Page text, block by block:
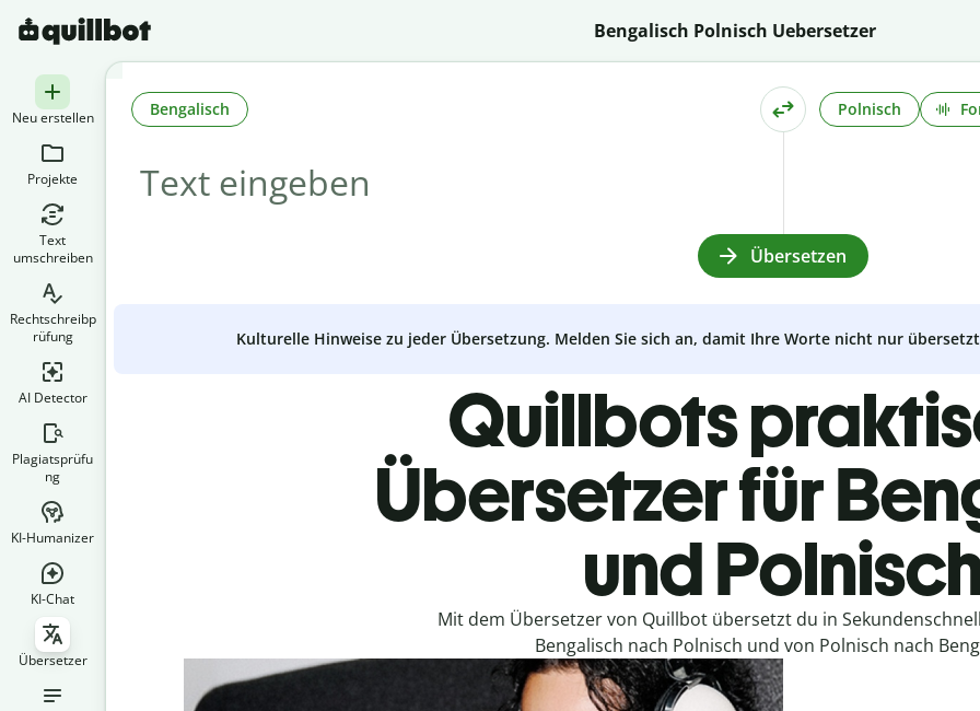
Bengalisch Polnisch Uebersetzer
Neu erstellen
Projekte
Text
umschreiben
Rechtschreibp
rüfung
AI Detector
Plagiatsprüfu
ng
KI-Humanizer
KI-Chat
Übersetzer
Bengalisch Polnisch
Übersetzen
Kulturelle Hinweise zu jeder Übersetzung. Melden Sie sich an, damit Ihre Worte nicht nur
Quillbots
Übersetzer für
und
Mit dem Übersetzer von Quillbot übersetzt du in
Bengalisch nach Polnisch und von Polnisch nach